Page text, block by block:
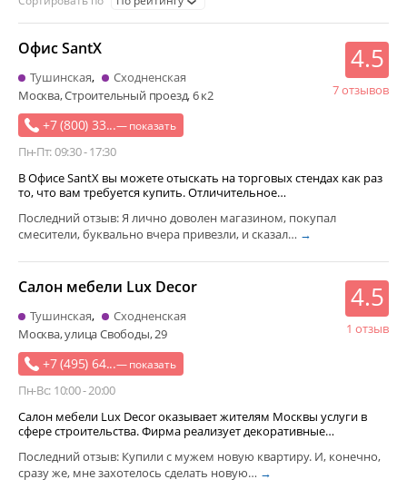
электротехническая продукция
автозапчасти
алкогольные напитки
корпусная мебель
мебель для дома
кондитерские изделия
сувениры
контрольно-измерительный прибор
упаковочный материал
бытовая химия
подарочная упаковка
звуковое и световое и видеооборудование
зоотовары
аксессуары к мобильному телефону
сетевое оборудование
мягкая мебель
товар для праздника
офисная мебель
безалкогольные напитки
климатическая техника
+7 (800) 33...— показать
Пн-Пт: 09:30 - 17:30
Офис SantX 4.5
7 отзывов
Тушинская
Сходненская
Москва, Строительный проезд, 6 к2
В Офисе SantX вы можете отыскать на торговых стендах как раз
то, что вам требуется купить. Отличительное…
Последний отзыв: Я лично доволен магазином, покупал
смесители, буквально вчера привезли, и сказал… →
+7 (495) 64...— показать
Пн-Вс: 10:00 - 20:00
Салон мебели Lux Decor 4.5
1 отзыв
Тушинская
Сходненская
Москва, улица Свободы, 29
Салон мебели Lux Decor оказывает жителям Москвы услуги в
сфере строительства. Фирма реализует декоративные…
Последний отзыв: Купили с мужем новую квартиру. И, конечно,
сразу же, мне захотелось сделать новую… →